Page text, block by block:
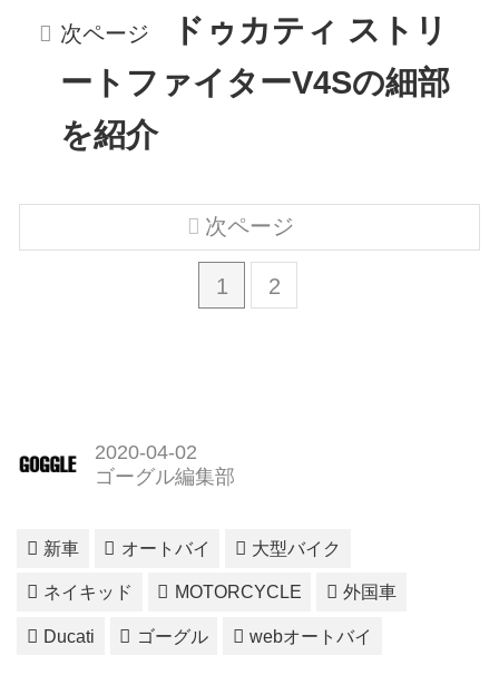
次ページ
ドゥカティ ストリ
ートファイターV4Sの細部
を紹介
1 2
次ページ
2020-04-02
ゴーグル編集部
新車 オートバイ 大型バイク
ネイキッド MOTORCYCLE 外国車
Ducati ゴーグル webオートバイ